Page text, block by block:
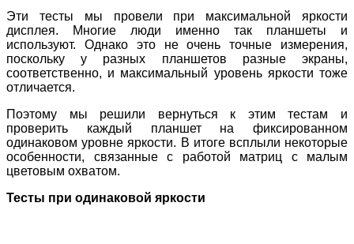
Эти тесты мы провели при максимальной яркости
дисплея. Многие люди именно так планшеты и
используют. Однако это не очень точные измерения,
поскольку у разных планшетов разные экраны,
соответственно, и максимальный уровень яркости тоже
отличается.
Поэтому мы решили вернуться к этим тестам и
проверить каждый планшет на фиксированном
одинаковом уровне яркости. В итоге всплыли некоторые
особенности, связанные с работой матриц с малым
цветовым охватом.
Тесты при одинаковой яркости